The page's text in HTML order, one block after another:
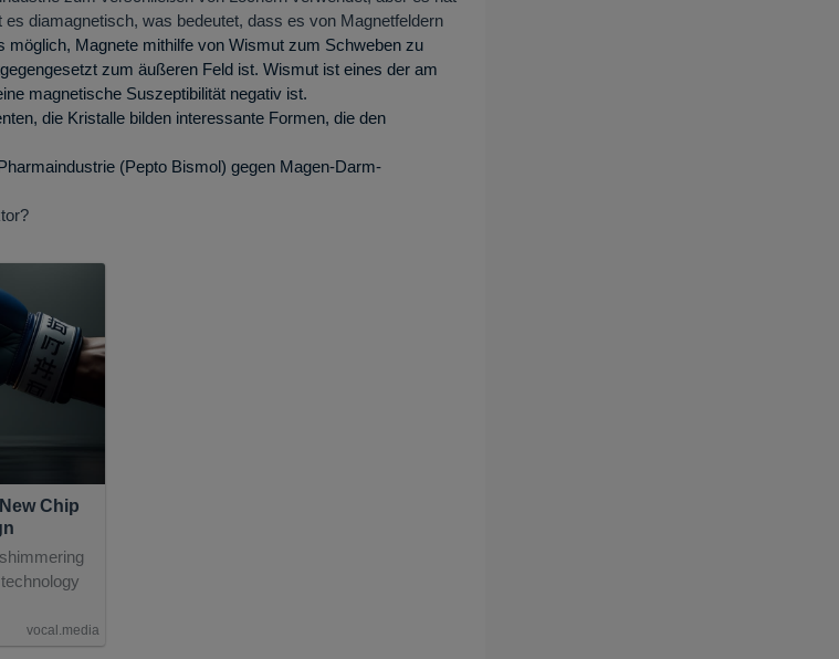
diamagnetisch, was bedeutet, dass es von Magnetfeldern
möglich, Magnete mithilfe von Wismut zum Schweben zu
zum äußeren Feld ist. Wismut ist eines der am
magnetische Suszeptibilität negativ ist.
die Kristalle bilden interessante Formen, die den
(Pepto Bismol) gegen Magen-Darm-
Chip
vocal.media